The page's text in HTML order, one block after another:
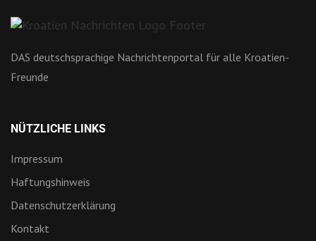
DAS deutschsprachige Nachrichtenportal für alle Kroatien-
Freunde
NÜTZLICHE LINKS
Impressum
Haftungshinweis
Datenschutzerklärung
Kontakt